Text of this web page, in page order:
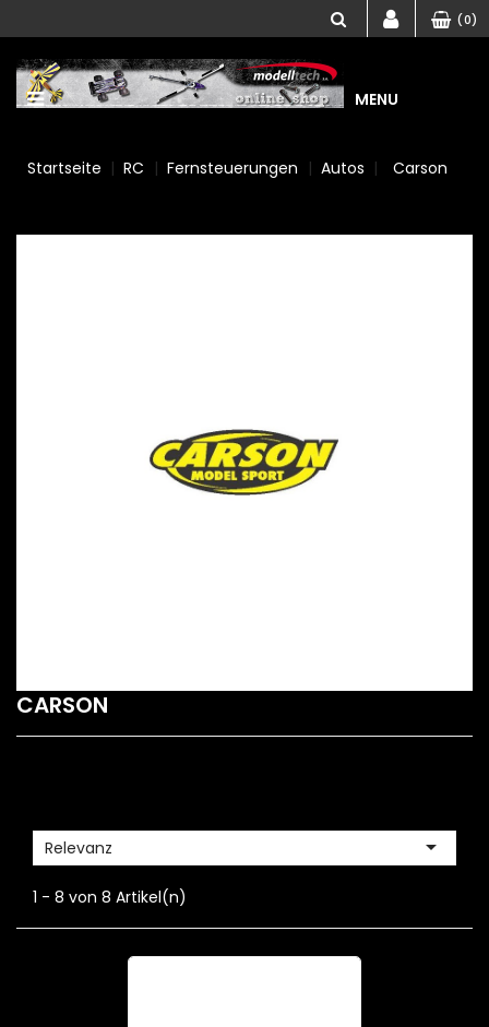
(0)
MENU
Startseite RC Fernsteuerungen Autos Carson
CARSON
Relevanz 
1 - 8 von 8 Artikel(n)